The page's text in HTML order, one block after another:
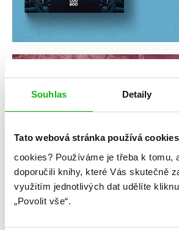
Souhlas Detaily
Tato webová stránka používá cookies
cookies? Používáme je třeba k tomu,
doporučili knihy, které Vás skutečně
využitím jednotlivých dat udělíte
„Povolit vše“.